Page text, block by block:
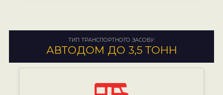
ТИП ТРАНСПОРТНОГО ЗАСОБУ:
АВТОДОМ ДО 3,5 ТОНН